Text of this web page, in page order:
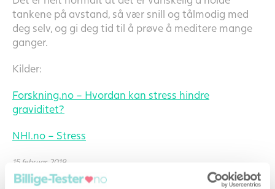
tankene på avstand, så vær snill og tålmodig med
deg selv, og gi deg tid til å prøve å meditere mange
ganger.
Kilder:
Forskning.no – Hvordan kan stress hindre
graviditet?
NHI.no – Stress
15 februar 2019